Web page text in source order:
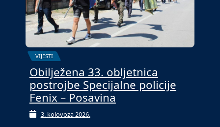
VIJESTI
Obilježena 33. obljetnica
postrojbe Specijalne policije
Fenix – Posavina
3. kolovoza 2026.